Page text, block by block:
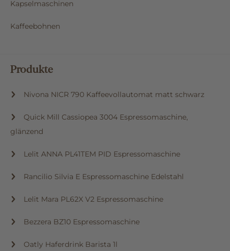
Kapselmaschinen
Kaffeebohnen
Produkte
Nivona NICR 790 Kaffeevollautomat matt schwarz
Quick Mill Cassiopea 3004 Espressomaschine,
glänzend
Lelit ANNA PL41TEM PID Espressomaschine
Rancilio Silvia E Espressomaschine Edelstahl
Lelit Mara PL62X V2 Espressomaschine
Bezzera BZ10 Espressomaschine
Oatly Haferdrink Barista 1l